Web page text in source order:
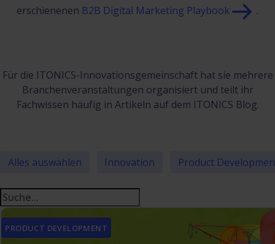
erschienenen B2B Digital Marketing Playbook .
Für die ITONICS-Innovationsgemeinschaft hat sie mehrere
Branchenveranstaltungen organisiert und teilt ihr
Fachwissen häufig in Artikeln auf dem ITONICS Blog.
Alles auswählen Innovation Product
PRODUCT DEVELOPMENT